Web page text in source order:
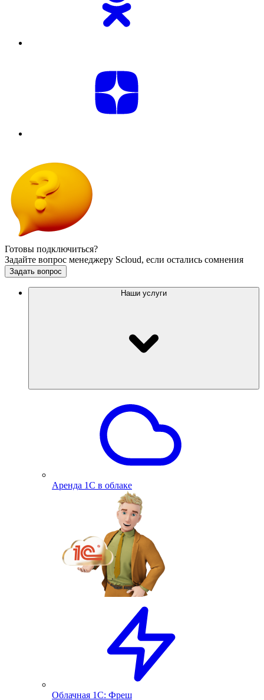
Готовы подключиться?
Задайте вопрос менеджеру Scloud, если остались сомнения
Задать вопрос
Наши услуги
Аренда 1С в облаке
Облачная 1С: Фреш